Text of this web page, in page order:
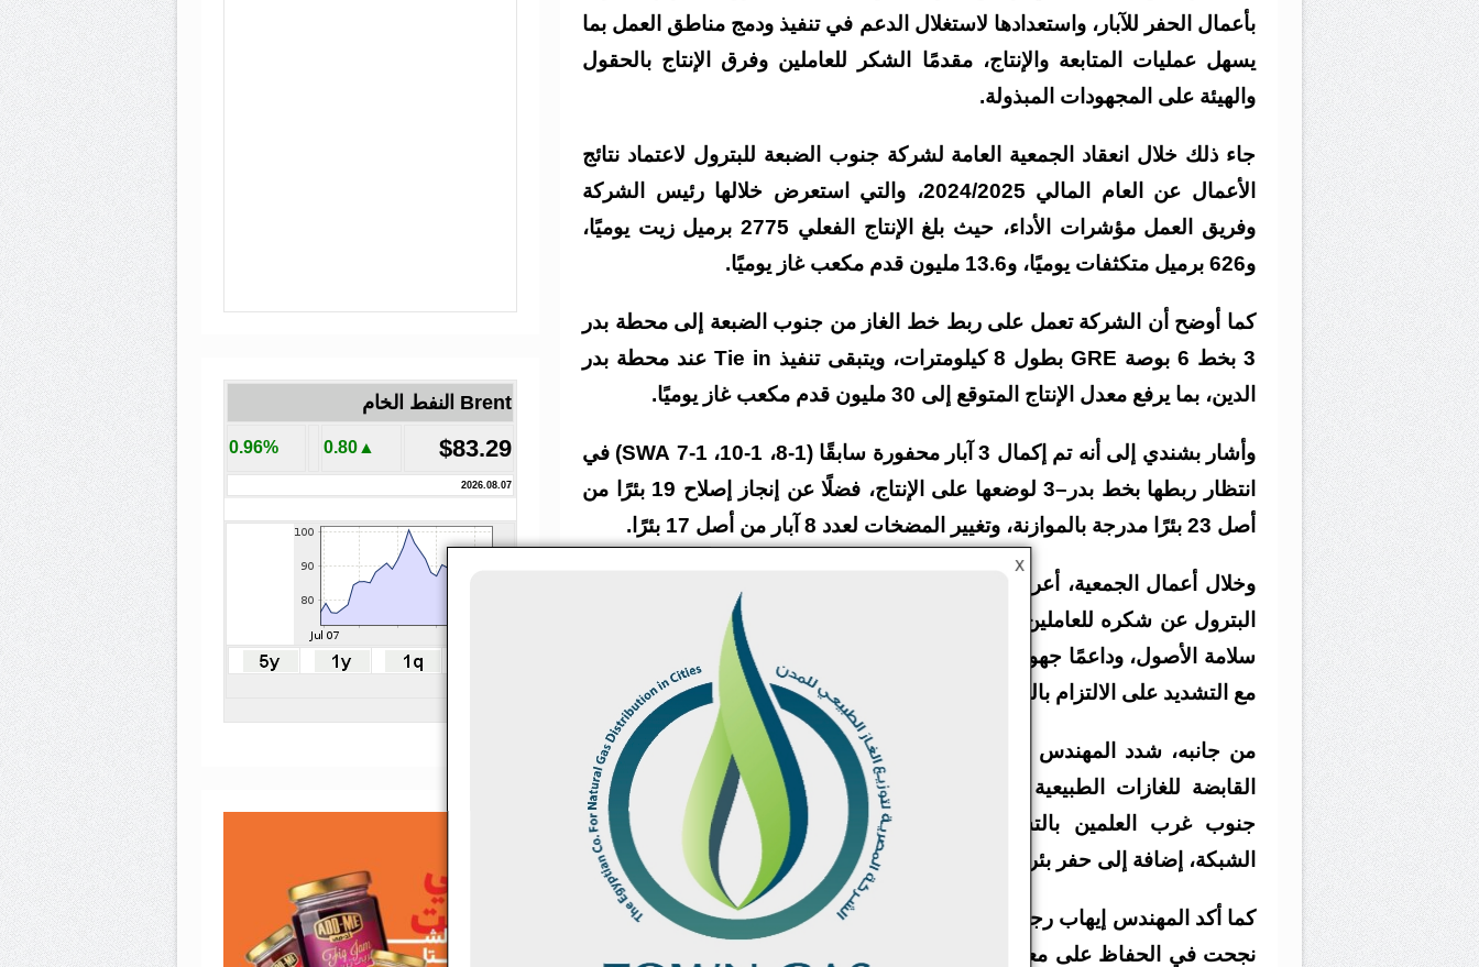
بأعمال الحفر للآبار، واستعدادها لاستغلال الدعم في تنفيذ ودمج مناطق العمل بما
يسهل عمليات المتابعة والإنتاج، مقدمًا الشكر للعاملين وفرق الإنتاج بالحقول
والهيئة على المجهودات المبذولة.
جاء ذلك خلال انعقاد الجمعية العامة لشركة جنوب الضبعة للبترول لاعتماد نتائج
الأعمال عن العام المالي 2024/2025، والتي استعرض خلالها رئيس الشركة
وفريق العمل مؤشرات الأداء، حيث بلغ الإنتاج الفعلي 2775 برميل زيت يوميًا،
و626 برميل متكثفات يوميًا، و13.6 مليون قدم مكعب غاز يوميًا.
كما أوضح أن الشركة تعمل على ربط خط الغاز من جنوب الضبعة إلى محطة بدر
3 بخط 6 بوصة GRE بطول 8 كيلومترات، ويتبقى تنفيذ Tie in عند محطة بدر
الدين، بما يرفع معدل الإنتاج المتوقع إلى 30 مليون قدم مكعب غاز يوميًا.
وأشار بشندي إلى أنه تم إكمال 3 آبار محفورة سابقًا (1-8، 1-10، 1-7 SWA) في
انتظار ربطها بخط بدر–3 لوضعها على الإنتاج، فضلًا عن إنجاز إصلاح 19 بئرًا من
أصل 23 بئرًا مدرجة بالموازنة، وتغيير المضخات لعدد 8 آبار من أصل 17 بئرًا.
وخلال أعمال الجمعية، أعرب المهندس صلاح عبد الكريم الرئيس التنفيذي لهيئة
البترول عن شكره للعاملين، مؤكدًا ضرورة تغليب أسس الحوكمة والحفاظ على
مع التشديد على الالتزام بالجدول الزمني لحفر الآبار.
من جانبه، شدد المهندس محمود عبد الحميد العضو المنتدب التنفيذي للشركة
القابضة للغازات الطبيعية “إيجاس” على أهمية استكمال أعمال ربط حقول
جنوب غرب العلمين بالتسهيلات لزيادة الإنتاج والتسريع بدخول الغاز على
الشبكة، إضافة إلى حفر بئر استكشافية جديدة وإنجاز أعمال تقييم الآبار.
كما أكد المهندس إيهاب رجائي وكيل أول وزارة البترول لشئون الإنتاج أن الشركة
نجحت في الحفاظ على معدلات إنتاج مرتفعة رغم عدم حفر آبار جديدة، مشددًا
Brent النفط الخام
$83.29
▲0.80
0.96%
2026.08.07
X